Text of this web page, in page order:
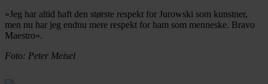
»Jeg har altid haft den største respekt for Jurowski som kunstner,
men nu har jeg endnu mere respekt for ham som menneske. Bravo
Maestro«.
Foto: Peter Meisel